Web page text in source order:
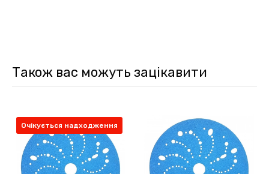
Також вас можуть зацікавити
Очікується надходження